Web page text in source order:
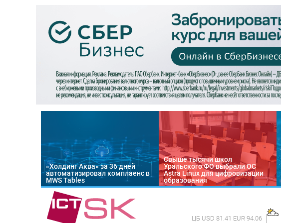
«Холдинг Аква» за 36 дней
автоматизировал комплаенс в
MWS Tables
Свыше тысячи школ
Уральского ФО выбрали ОС
Astra Linux для цифровизации
образования
ЦБ USD 81.41 EUR 94.06